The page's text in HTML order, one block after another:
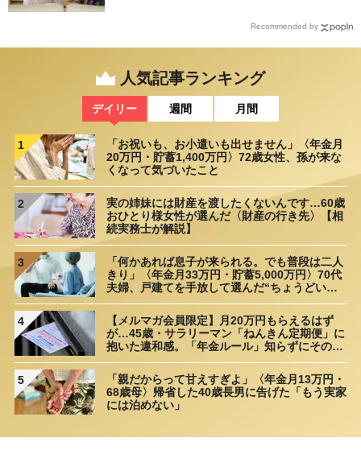
Recommended by
人気記事ランキング
デイリー 週間 月間
1
「お祝いも、お小遣いも出せません」〈年金月
20万円・貯蓄1,400万円〉72歳女性、孫が来な
くなって気づいたこと
2
実の姉妹には財産を渡したくないんです…60歳
おひとり様女性が選んだ〈財産の行き先〉【相
続実務士が解説】
3
「何かあれば息子が来られる。でも普段は二人
きり」〈年金月33万円・貯蓄5,000万円〉70代
夫婦、戸建てを手放して選んだ“ちょうどいい
4
【メルマガ会員限定】月20万円もらえるはず
が…45歳・サラリーマン「ねんきん定期便」に
抱いた違和感。「年金ルール」知らずにそのま
然「何かの間違いでは？」
5
「親だからって甘えすぎよ」〈年金月13万円・
68歳母〉帰省した40歳長男に告げた「もう実家
には泊めない」